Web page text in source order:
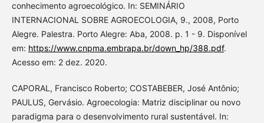
conhecimento agroecológico. In: SEMINÁRIO
INTERNACIONAL SOBRE AGROECOLOGIA, 9., 2008, Porto
Alegre. Palestra. Porto Alegre: Aba, 2008. p. 1 - 9. Disponível
em: https://www.cnpma.embrapa.br/down_hp/388.pdf.
Acesso em: 2 dez. 2020.
CAPORAL, Francisco Roberto; COSTABEBER, José Antônio;
PAULUS, Gervásio. Agroecologia: Matriz disciplinar ou novo
paradigma para o desenvolvimento rural sustentável. In: